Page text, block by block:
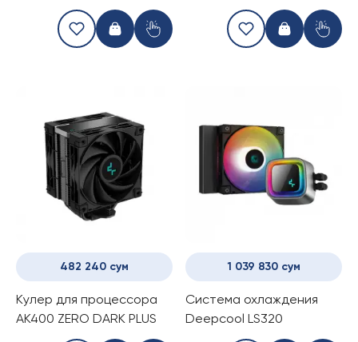
482 240 сум
Kулер для процессора
AK400 ZERO DARK PLUS
1 039 830 сум
Система охлаждения
Deepcool LS320